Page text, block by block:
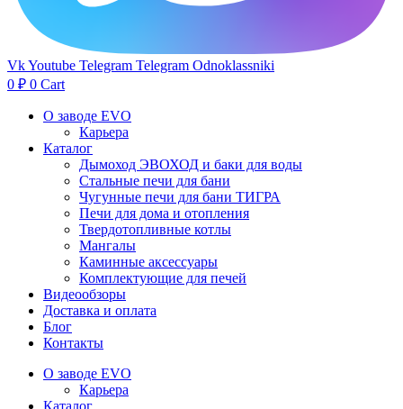
VkYoutube Telegram Telegram Odnoklassniki
0 ₽ 0 Cart
О заводе EVO
Карьера
Каталог
Дымоход ЭВОХОД и баки для воды
Стальные печи для бани
Чугунные печи для бани ТИГРА
Печи для дома и отопления
Твердотопливные котлы
Мангалы
Каминные аксессуары
Комплектующие для печей
Видеообзоры
Доставка и оплата
Блог
Контакты
О заводе EVO
Карьера
Каталог